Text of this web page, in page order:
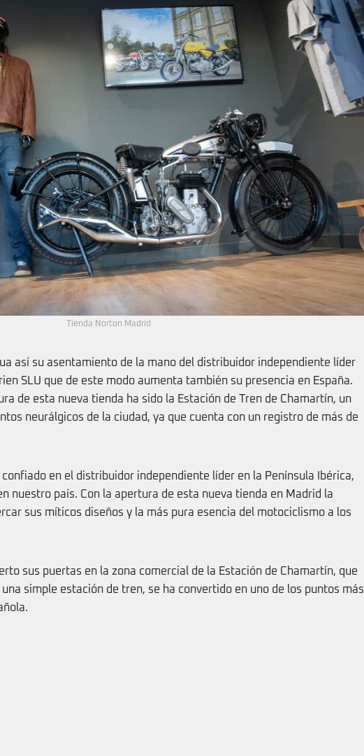
Tienda Norton Madrid
así su asentamiento de la mano del distribuidor independiente líder
SLU que de este modo aumenta también su presencia en España.
de esta nueva tienda ha sido la Estación de Tren de Chamartín, un
neurálgicos de la ciudad, ya que cuenta con un registro de más de
en el distribuidor independiente líder en la Península Ibérica,
nuestro país. Con la apertura de esta nueva tienda en Madrid la
sus míticos diseños y la más pura esencia del motociclismo a los
sus puertas en la zona comercial de la Estación de Chamartín, que
simple estación de tren, se ha convertido en uno de los puntos más